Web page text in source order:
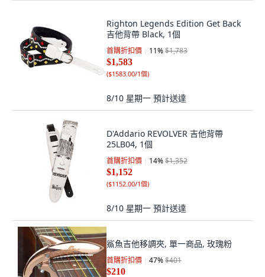
Righton Legends Edition Get Back
吉他背帶 Black, 1個
首購折扣價 11%$1,783
$1,583
($1583.00/1個)
8/10 星期一 預計送達
D'Addario REVOLVER 吉他背帶
25LB04, 1個
首購折扣價 14%$1,352
$1,152
($1152.00/1個)
8/10 星期一 預計送達
鯊魚吉他移調夾, 單一商品, 玫瑰粉
首購折扣價 47%$401
$210